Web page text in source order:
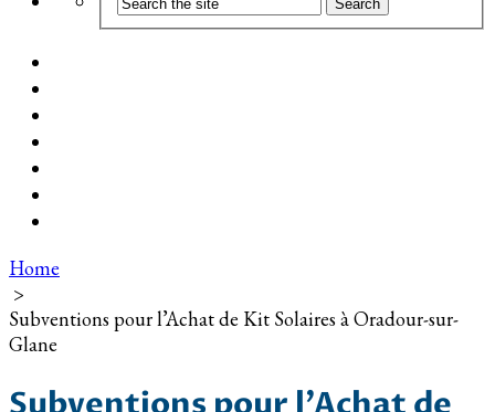
Home
>
Subventions pour l’Achat de Kit Solaires à Oradour-sur-
Glane